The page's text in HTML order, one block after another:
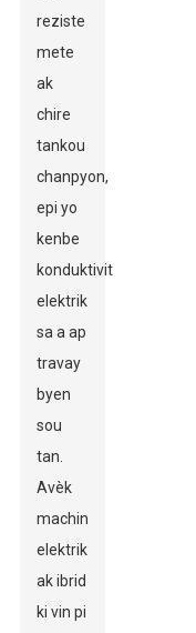
reziste
mete
ak
chire
tankou
chanpyon,
epi yo
kenbe
konduktivite
elektrik
sa a ap
travay
byen
sou
tan.
Avèk
machin
elektrik
ak ibrid
ki vin pi